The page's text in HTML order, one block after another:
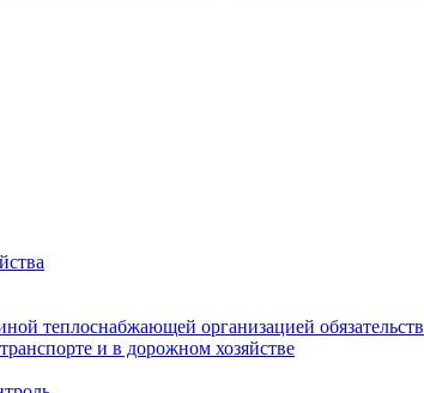
теплоснабжающей организацией обязательств
и в дорожном хозяйстве